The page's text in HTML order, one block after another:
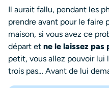
Il aurait fallu, pendant les
prendre avant pour le faire
maison, si vous avez ce
départ et ne le laissez pas
petit, vous allez pouvoir lui
trois pas… Avant de lui